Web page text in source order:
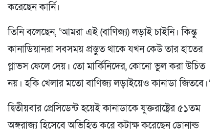
করেছেন কার্নি।
তিনি বলেছেন, ‘আমরা এই (বাণিজ্য) লড়াই চাইনি। কিন্তু
কানাডিয়ানরা সবসময় প্রস্তুত থাকে যখন কেউ তার হাতের
গ্লাভস ফেলে দেয়। তো মার্কিনিদের, কোনো ভুল করা উচিত
নয়। হকি খেলার মতো বাণিজ্য লড়াইয়েও কানাডা জিতবে।’
দ্বিতীয়বার প্রেসিডেন্ট হয়েই কানাডাকে যুক্তরাষ্ট্রের ৫১তম
অঙ্গরাজ্য হিসেবে অভিহিত করে কটাক্ষ করেছেন ডোনাল্ড